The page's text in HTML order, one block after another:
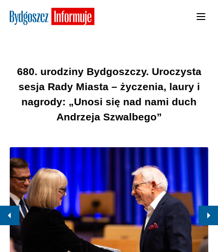
680. urodziny Bydgoszczy. Uroczysta
sesja Rady Miasta – życzenia, laury i
nagrody: „Unosi się nad nami duch
Andrzeja Szwalbego”